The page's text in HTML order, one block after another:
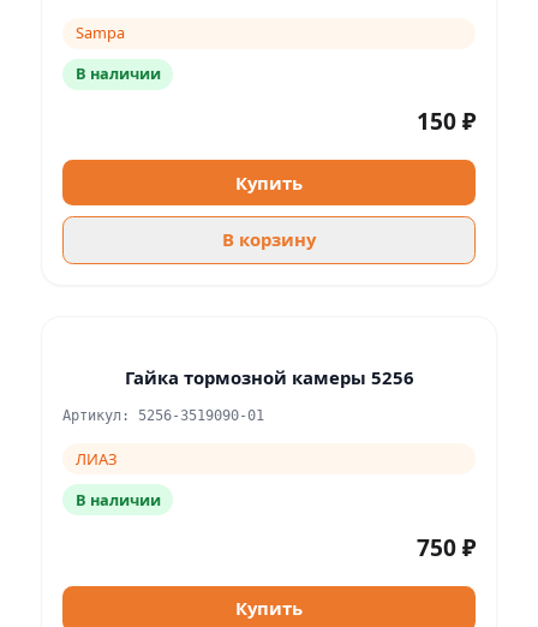
Sampa
В наличии
150 ₽
Купить
В корзину
Гайка тормозной камеры 5256
Артикул: 5256-3519090-01
ЛИАЗ
В наличии
750 ₽
Купить